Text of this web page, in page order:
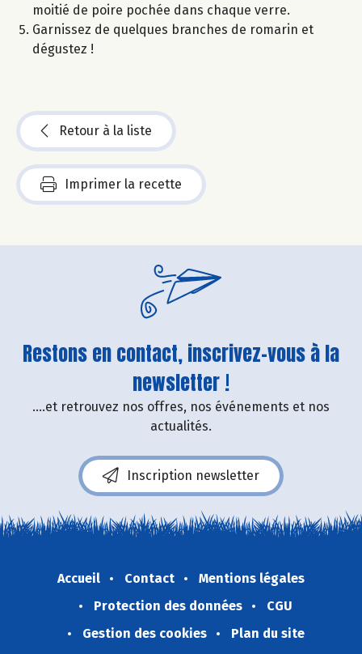
moitié de poire pochée dans chaque verre.
Garnissez de quelques branches de romarin et
dégustez !​
Retour à la liste
Imprimer la recette
Restons en contact, inscrivez-vous à la
newsletter !
....et retrouvez nos offres, nos événements et nos
actualités.
Inscription newsletter
Accueil Contact
Mentions légales
Protection des données
CGU
Gestion des cookies
Plan du site